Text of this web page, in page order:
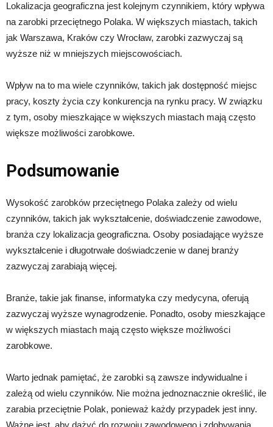
Lokalizacja geograficzna jest kolejnym czynnikiem, który wpływa
na zarobki przeciętnego Polaka. W większych miastach, takich
jak Warszawa, Kraków czy Wrocław, zarobki zazwyczaj są
wyższe niż w mniejszych miejscowościach.
Wpływ na to ma wiele czynników, takich jak dostępność miejsc
pracy, koszty życia czy konkurencja na rynku pracy. W związku
z tym, osoby mieszkające w większych miastach mają często
większe możliwości zarobkowe.
Podsumowanie
Wysokość zarobków przeciętnego Polaka zależy od wielu
czynników, takich jak wykształcenie, doświadczenie zawodowe,
branża czy lokalizacja geograficzna. Osoby posiadające wyższe
wykształcenie i długotrwałe doświadczenie w danej branży
zazwyczaj zarabiają więcej.
Branże, takie jak finanse, informatyka czy medycyna, oferują
zazwyczaj wyższe wynagrodzenie. Ponadto, osoby mieszkające
w większych miastach mają często większe możliwości
zarobkowe.
Warto jednak pamiętać, że zarobki są zawsze indywidualne i
zależą od wielu czynników. Nie można jednoznacznie określić, ile
zarabia przeciętnie Polak, ponieważ każdy przypadek jest inny.